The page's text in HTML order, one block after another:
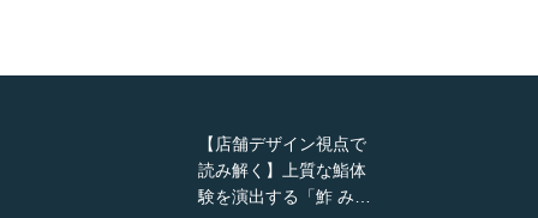
【店舗デザイン視点で
読み解く】上質な鮨体
験を演出する「鮓 み…